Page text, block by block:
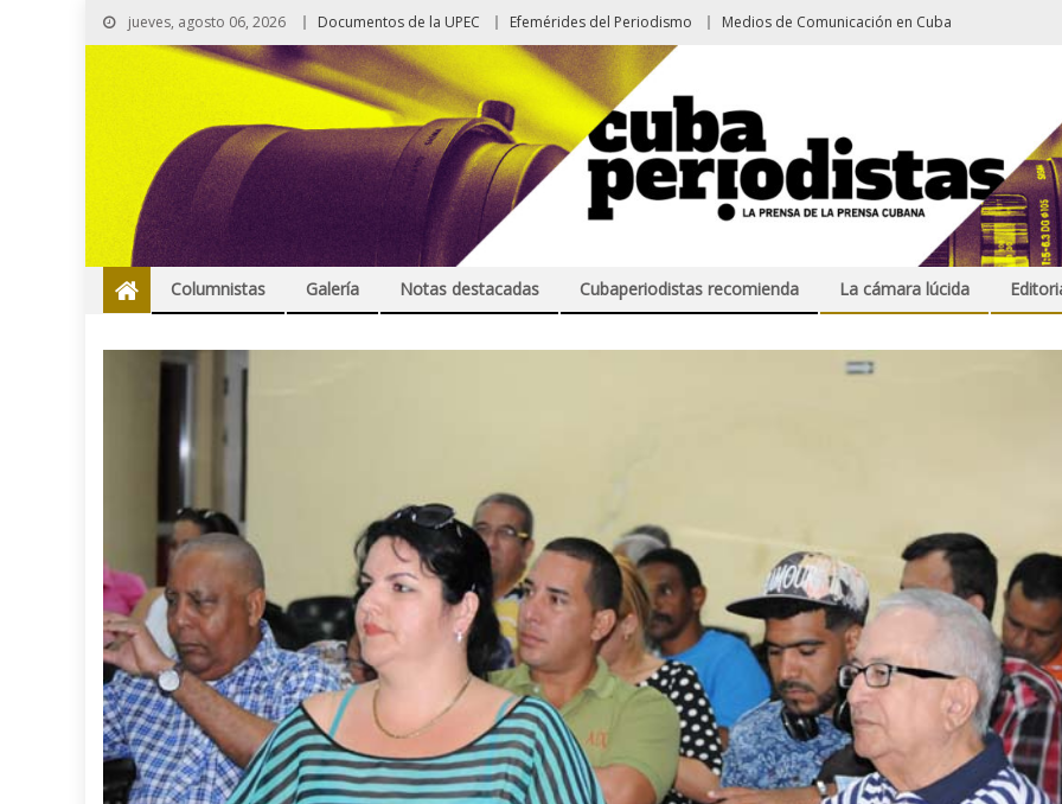
jueves, agosto 06, 2026 Documentos de la UPEC Efemérides del Periodismo Medios de Comunicación en Cuba
Columnistas Galería Notas destacadas Cubaperiodistas recomienda La cámara lúcida